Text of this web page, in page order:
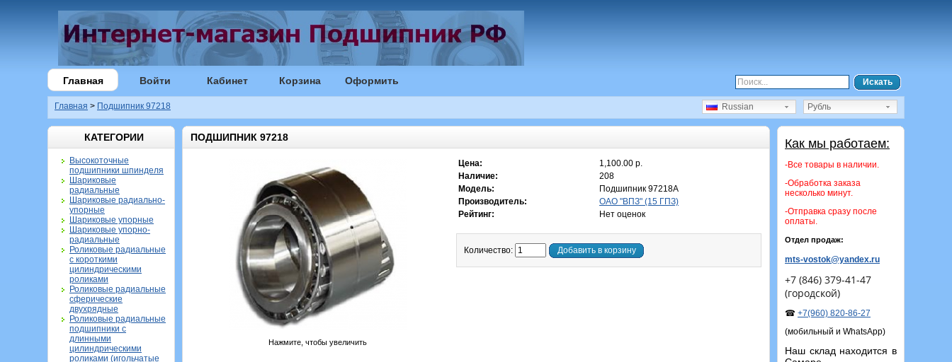
Главная Войти Кабинет Корзина Оформить Искать
Главная > Подшипник 97218 Рубль
Russian
КАТЕГОРИИ
Высокоточные
подшипники шпинделя
Шариковые
радиальные
Шариковые радиально-
упорные
Шариковые упорные
Шариковые упорно-
радиальные
Роликовые радиальные
с короткими
цилиндрическими
роликами
Роликовые радиальные
сферические
двухрядные
Роликовые радиальные
подшипники с
длинными
цилиндрическими
роликами (игольчатые
Как мы работаем:
-Все товары в наличии.
-Обработка заказа
несколько минут.
-Отправка сразу после
оплаты.
Отдел продаж:
mts-vostok@yandex.ru
+7 (846) 379-41-47
(городской)
☎ +7(960) 820-86-27
(мобильный и WhatsApp)
Наш склад находится в
ПОДШИПНИК 97218
Нажмите, чтобы увеличить
Цена:
1,100.00 р.
Наличие:
208
Модель:
Подшипник 97218А
Производитель:
ОАО "ВПЗ" (15 ГПЗ)
Рейтинг:
Нет оценок
Количество: Добавить в корзину